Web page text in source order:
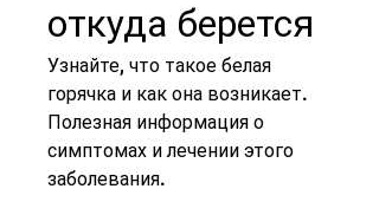
откуда берется
Узнайте, что такое белая
горячка и как она возникает.
Полезная информация о
симптомах и лечении этого
заболевания.